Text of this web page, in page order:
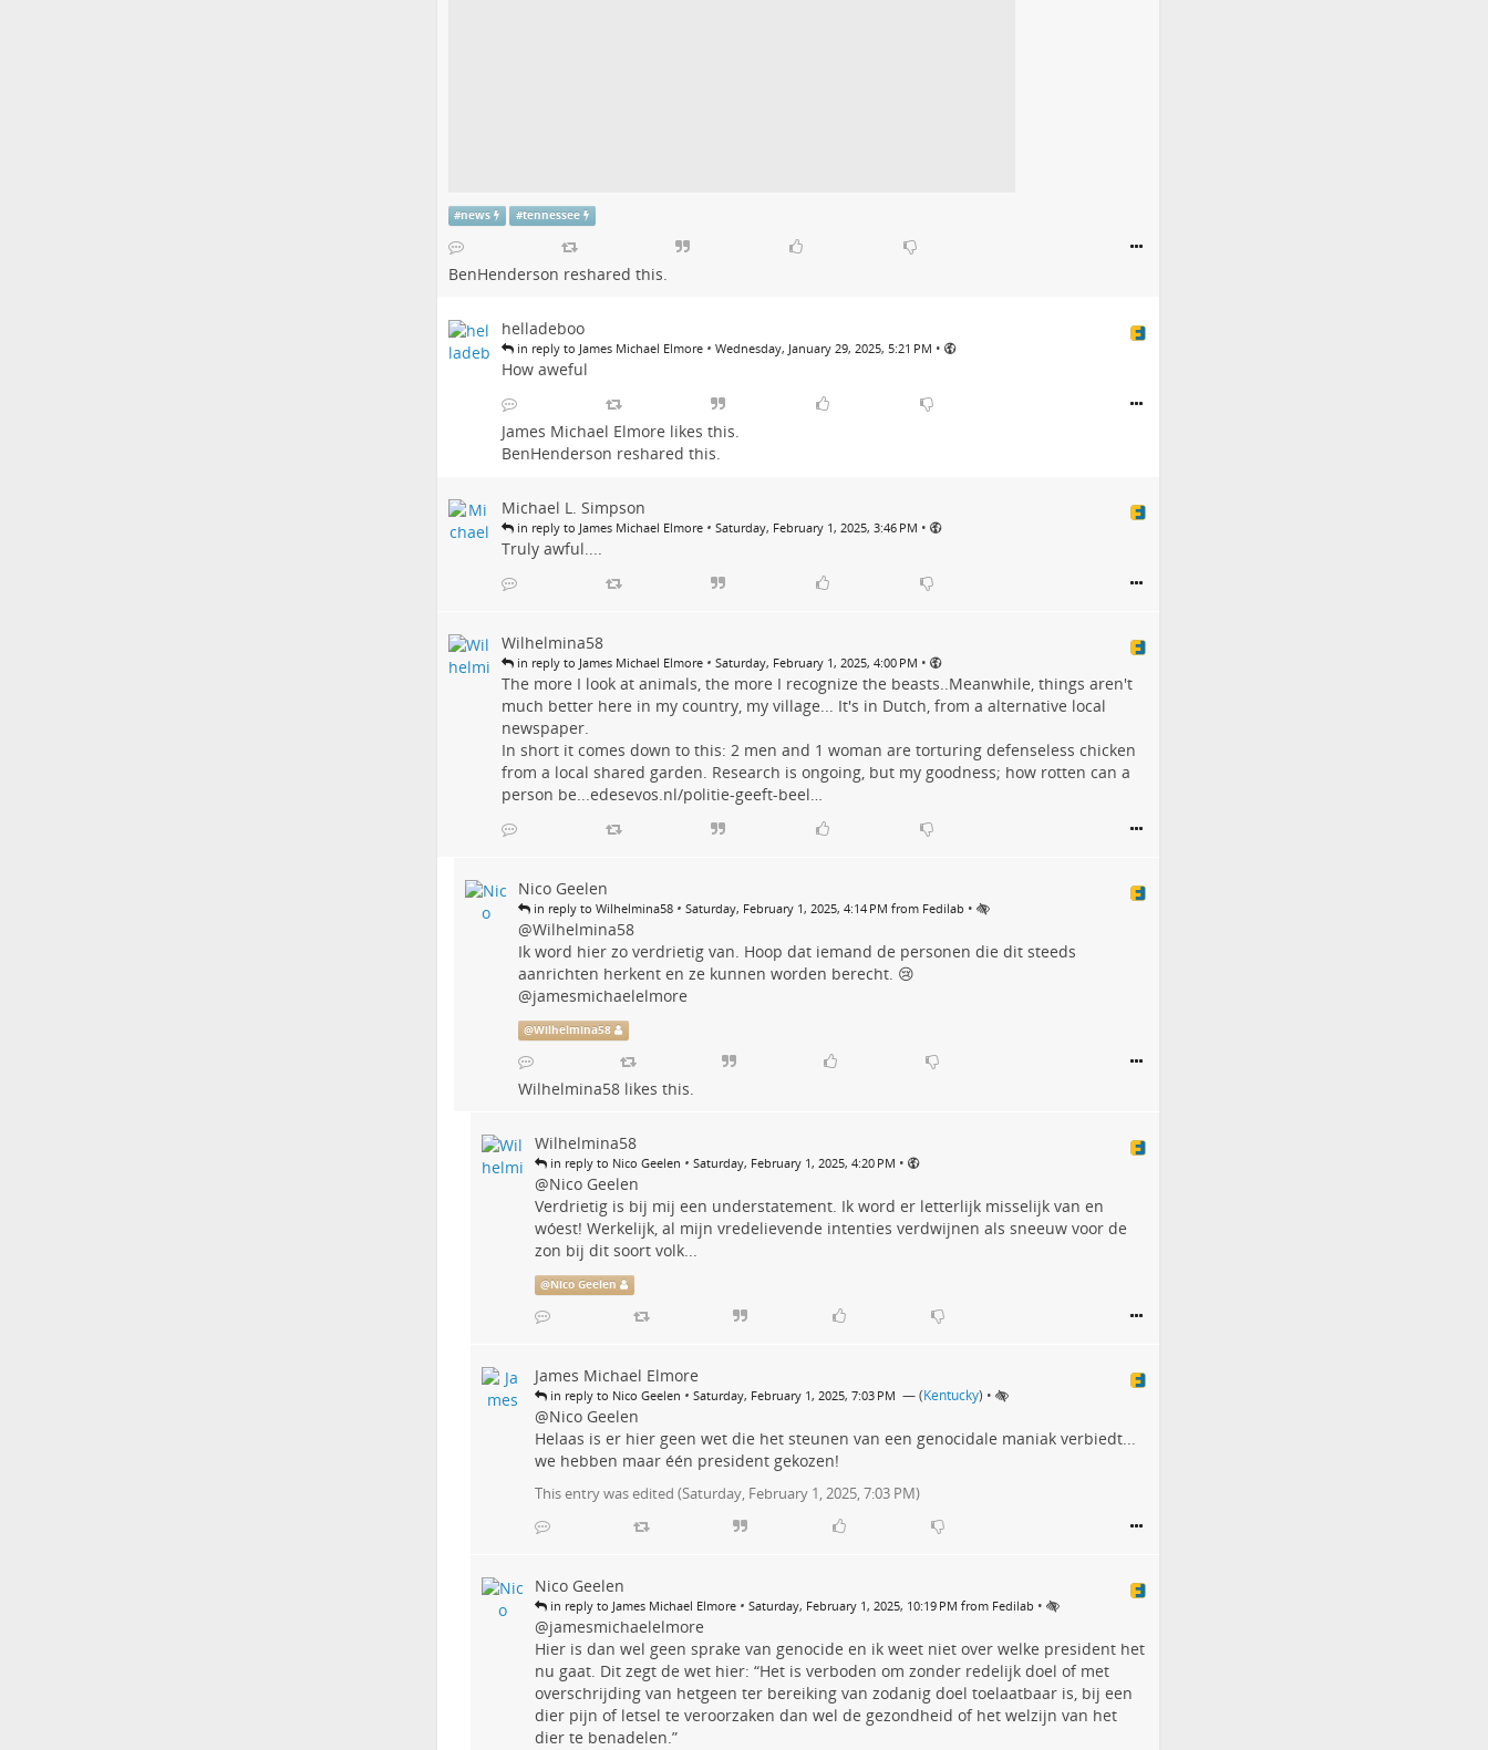
#news #tennessee
BenHenderson reshared this.
helladeboo
in reply to James Michael Elmore • Wednesday, January 29, 2025, 5:21 PM •
How aweful
James Michael Elmore likes this.
BenHenderson reshared this.
Michael L. Simpson
in reply to James Michael Elmore • Saturday, February 1, 2025, 3:46 PM •
Truly awful....
Wilhelmina58
in reply to James Michael Elmore • Saturday, February 1, 2025, 4:00 PM •
The more I look at animals, the more I recognize the beasts..Meanwhile, things aren't
much better here in my country, my village... It's in Dutch, from a alternative local
newspaper.
In short it comes down to this: 2 men and 1 woman are torturing defenseless chicken
from a local shared garden. Research is ongoing, but my goodness; how rotten can a
person be...edesevos.nl/politie-geeft-beel…
Nico Geelen
in reply to Wilhelmina58 • Saturday, February 1, 2025, 4:14 PM from Fedilab •
@Wilhelmina58
Ik word hier zo verdrietig van. Hoop dat iemand de personen die dit steeds
aanrichten herkent en ze kunnen worden berecht. 😢
@jamesmichaelelmore
@Wilhelmina58
Wilhelmina58likes this.
Wilhelmina58
in reply to Nico Geelen • Saturday, February 1, 2025, 4:20 PM •
@Nico Geelen
Verdrietig is bij mij een understatement. Ik word er letterlijk misselijk van en
wóest! Werkelijk, al mijn vredelievende intenties verdwijnen als sneeuw voor de
zon bij dit soort volk...
@Nico Geelen
James Michael Elmore
in reply to Nico Geelen • Saturday, February 1, 2025, 7:03 PM — (Kentucky) •
@Nico Geelen
Helaas is er hier geen wet die het steunen van een genocidale maniak verbiedt...
we hebben maar één president gekozen!
This entry was edited (Saturday, February 1, 2025, 7:03 PM)
Nico Geelen
in reply to James Michael Elmore • Saturday, February 1, 2025, 10:19 PM from Fedilab •
@jamesmichaelelmore
Hier is dan wel geen sprake van genocide en ik weet niet over welke president het
nu gaat. Dit zegt de wet hier: “Het is verboden om zonder redelijk doel of met
overschrijding van hetgeen ter bereiking van zodanig doel toelaatbaar is, bij een
dier pijn of letsel te veroorzaken dan wel de gezondheid of het welzijn van het
dier te benadelen.”